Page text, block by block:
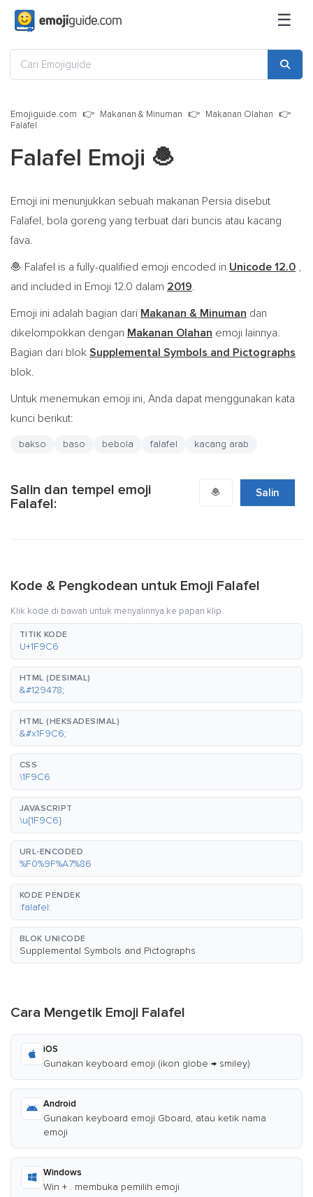
☰
Emojiguide.com Makanan & Minuman
Makanan Olahan
Falafel
Falafel Emoji 🧆
Emoji ini menunjukkan sebuah makanan Persia disebut
Falafel, bola goreng yang terbuat dari buncis atau kacang
fava.
🧆 Falafel is a fully-qualified emoji encoded in Unicode 12.0 ,
and included in Emoji 12.0 dalam 2019.
Emoji ini adalah bagian dari Makanan & Minuman dan
dikelompokkan dengan Makanan Olahan emoji lainnya.
Bagian dari blok Supplemental Symbols and Pictographs
blok.
Untuk menemukan emoji ini, Anda dapat menggunakan kata
kunci berikut:
bakso baso bebola falafel kacang arab
Salin dan tempel emoji
Falafel:
🧆 Salin
Kode & Pengkodean untuk Emoji Falafel
Klik kode di bawah untuk menyalinnya ke papan klip.
TITIK KODE
U+1F9C6
HTML (DESIMAL)
&#129478;
HTML (HEKSADESIMAL)
&#x1F9C6;
CSS
\1F9C6
JAVASCRIPT
\u{1F9C6}
URL-ENCODED
%F0%9F%A7%86
KODE PENDEK
:falafel:
BLOK UNICODE
Supplemental Symbols and Pictographs
Cara Mengetik Emoji Falafel
iOS
Gunakan keyboard emoji (ikon globe → smiley)
Android
Gunakan keyboard emoji Gboard, atau ketik nama
emoji
Windows
Win + . membuka pemilih emoji